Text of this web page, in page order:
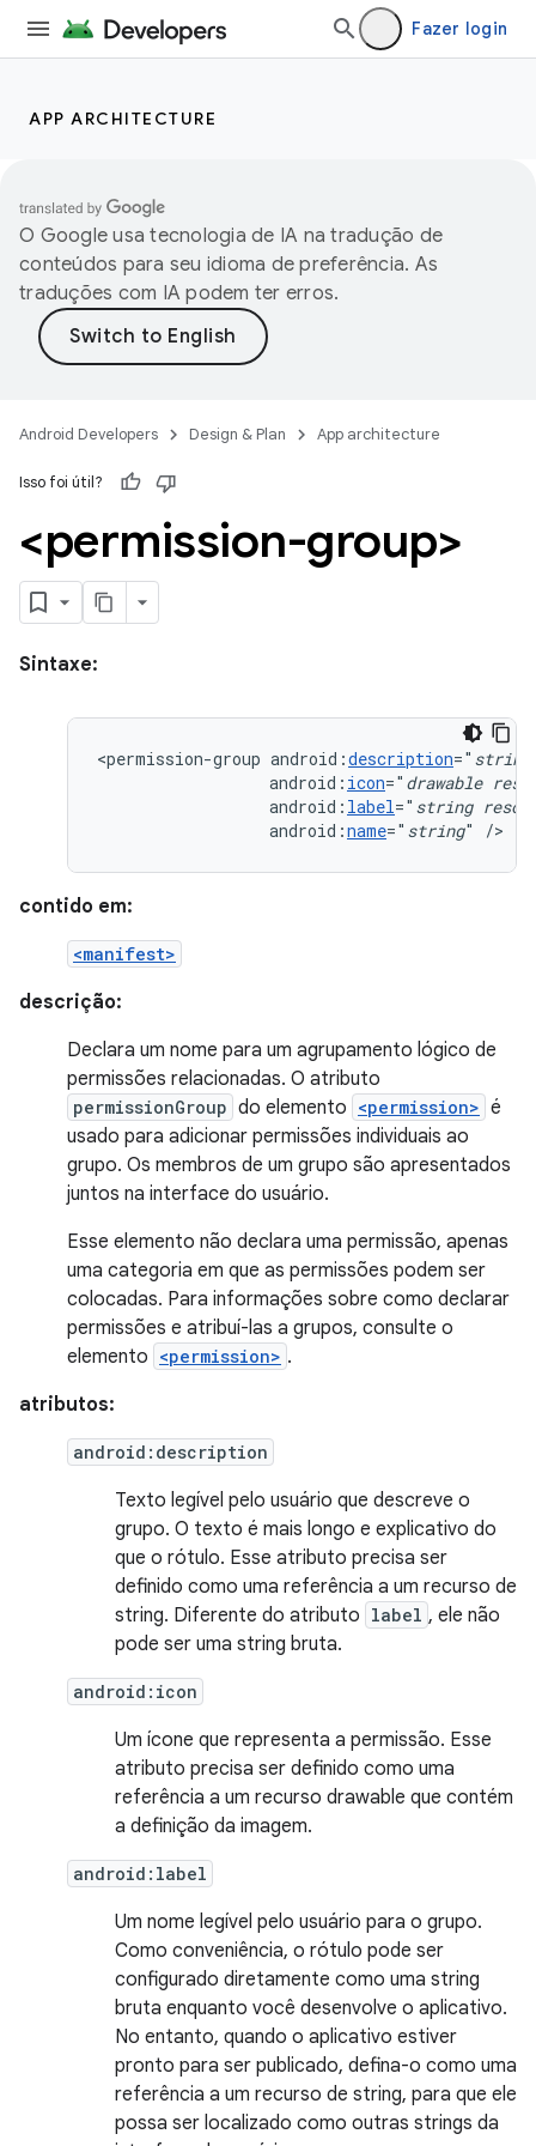
Fazer login
APP ARCHITECTURE
O Google usa tecnologia de IA na tradução de
conteúdos para seu idioma de preferência. As
traduções com IA podem ter erros.
Android Developers Design & Plan App architecture
Isso foi útil?
<permission-group>
Sintaxe:
<permission-group android:description=" string
android: icon=" drawable
android: label=" string
android:name=" string" />
contido em:
<manifest>
descrição:
Declara um nome para um agrupamento lógico de
permissões relacionadas. O atributo
permissionGroup do elemento <permission> é
usado para adicionar permissões individuais ao
grupo. Os membros de um grupo são apresentados
juntos na interface do usuário.
Esse elemento não declara uma permissão, apenas
uma categoria em que as permissões podem ser
colocadas. Para informações sobre como declarar
permissões e atribuí-las a grupos, consulte o
elemento <permission> .
atributos:
android:description
Texto legível pelo usuário que descreve o
grupo. O texto é mais longo e explicativo do
que o rótulo. Esse atributo precisa ser
definido como uma referência a um recurso de
string. Diferente do atributo label , ele não
pode ser uma string bruta.
android:icon
Um ícone que representa a permissão. Esse
atributo precisa ser definido como uma
referência a um recurso drawable que contém
a definição da imagem.
android:label
Um nome legível pelo usuário para o grupo.
Como conveniência, o rótulo pode ser
configurado diretamente como uma string
bruta enquanto você desenvolve o aplicativo.
No entanto, quando o aplicativo estiver
pronto para ser publicado, defina-o como uma
referência a um recurso de string, para que ele
possa ser localizado como outras strings da